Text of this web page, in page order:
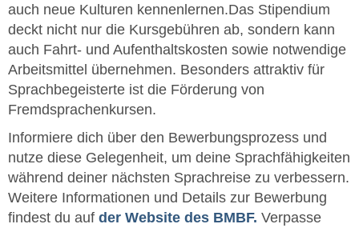
auch neue Kulturen kennenlernen.Das Stipendium
deckt nicht nur die Kursgebühren ab, sondern kann
auch Fahrt- und Aufenthaltskosten sowie notwendige
Arbeitsmittel übernehmen. Besonders attraktiv für
Sprachbegeisterte ist die Förderung von
Fremdsprachenkursen.
Informiere dich über den Bewerbungsprozess und
nutze diese Gelegenheit, um deine Sprachfähigkeiten
während deiner nächsten Sprachreise zu verbessern.
Weitere Informationen und Details zur Bewerbung
findest du auf der Website des BMBF. Verpasse